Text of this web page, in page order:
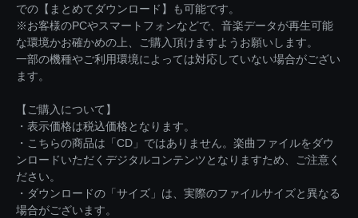
での【まとめてダウンロード】も可能です。
※お客様のPCやスマートフォンなどで、音楽データが再生可能
な環境かお確かめの上、ご購入頂けますようお願いします。
一部の機種やご利用環境によっては対応していない場合がござい
ます。
【ご購入について】
・表示価格は税込価格となります。
・こちらの商品は「CD」ではありません。楽曲ファイルをダウ
ンロードいただくデジタルコンテンツとなりますため、ご注意く
ださい。
・ダウンロードの「サイズ」は、実際のファイルサイズと異なる
場合がございます。